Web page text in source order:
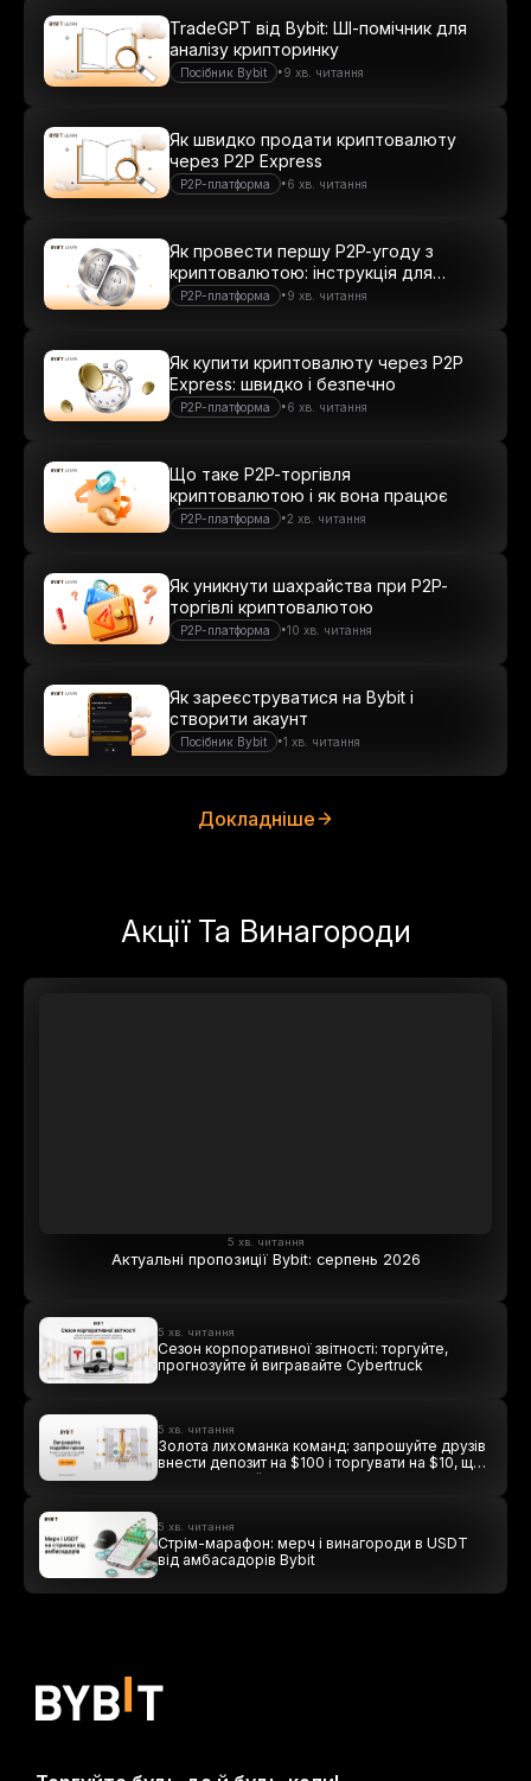
Посібник Bybit •9 хв. читання
TradeGPT від Bybit: ШІ-помічник для
аналізу крипторинку
P2P-платформа •6 хв. читання
Як швидко продати криптовалюту
через P2P Express
P2P-платформа •9 хв. читання
Як провести першу P2P-угоду з
криптовалютою: інструкція для
новачків
P2P-платформа •6 хв. читання
Як купити криптовалюту через P2P
Express: швидко і безпечно
P2P-платформа •2 хв. читання
Що таке P2P-торгівля
криптовалютою і як вона працює
P2P-платформа •10 хв. читання
Як уникнути шахрайства при P2P-
торгівлі криптовалютою
Посібник Bybit •1 хв. читання
Як зареєструватися на Bybit і
створити акаунт
Докладніше
Акції Та Винагороди
5 хв. читання
Актуальні пропозиції Bybit: серпень 2026
5 хв. читання
Сезон корпоративної звітності: торгуйте,
прогнозуйте й вигравайте Cybertruck
5 хв. читання
Золота лихоманка команд: запрошуйте друзів
внести депозит на $100 і торгувати на $10, щоб
виграти подвійні винагороди
5 хв. читання
Стрім-марафон: мерч і винагороди в USDT
від амбасадорів Bybit